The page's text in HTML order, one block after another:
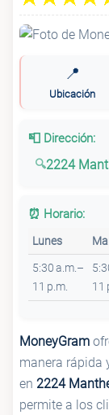
📍
Ubicación
📮 Dirección:
2224
⏰ Horario:
Lunes
5:30 a.m.–
11 p.m.
11
MoneyGram
manera rápida
en 2224
permite a los